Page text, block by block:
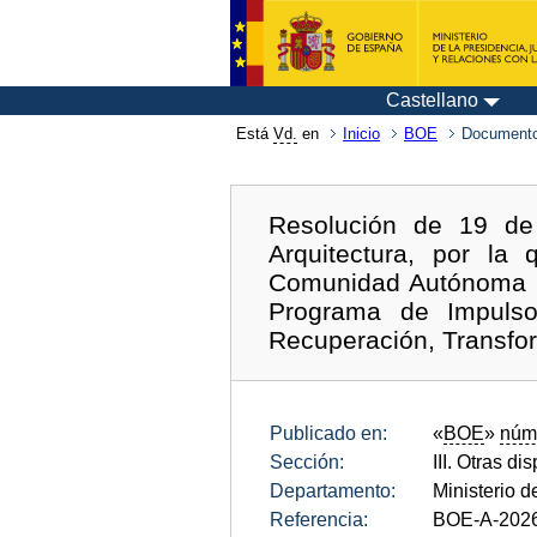
Castellano
Está Vd. en Inicio BOE
Resolución de 19
Arquitectura, por la
Comunidad
Programa de
Recuperación,
Publicado en: «BOE»
Sección:
III. Otras
Departamento:
Ministerio
Referencia:
BOE-A-